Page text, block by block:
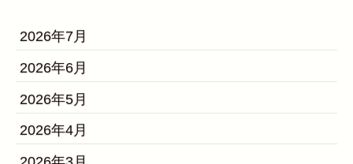
2026年7月
2026年6月
2026年5月
2026年4月